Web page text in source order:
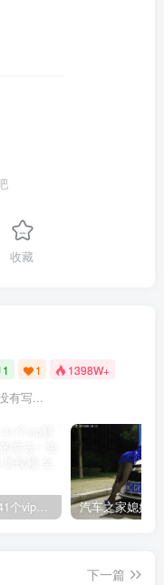
收藏
1 1 1398W+
有写...
网上分享的 41个vip解析接口 有需要的拿去~ 免费看全网VIP会员视频
下一篇